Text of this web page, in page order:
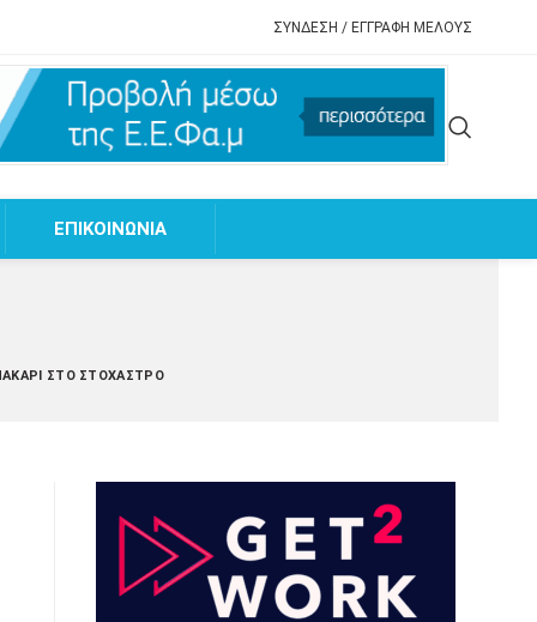
ΣΥΝΔΕΣΗ / ΕΓΓΡΑΦΗ ΜΕΛΟΥΣ
EΠΙΚΟΙΝΩΝΙΑ
ΣΤΟ ΣΤΌΧΑΣΤΡΟ